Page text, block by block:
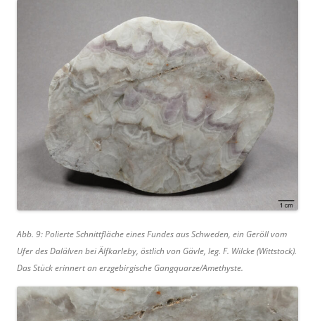
Abb. 9: Polierte Schnittfläche eines Fundes aus Schweden, ein Geröll vom
Ufer des Dalälven bei Älfkarleby, östlich von Gävle, leg. F. Wilcke (Wittstock).
Das Stück erinnert an erzgebirgische Gangquarze/Amethyste.